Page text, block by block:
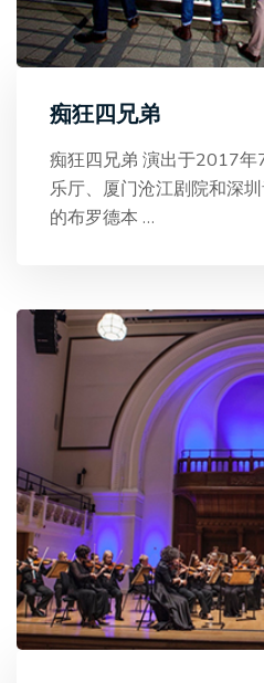
痴狂四兄弟
痴狂四兄弟 演出于2017
乐厅、厦门沧江剧院和深
的布罗德本 …